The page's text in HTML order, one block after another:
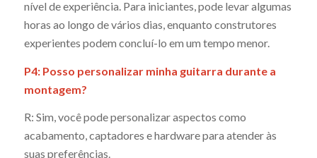
nível de experiência. Para iniciantes, pode levar algumas
horas ao longo de vários dias, enquanto construtores
experientes podem concluí-lo em um tempo menor.
P4: Posso personalizar minha guitarra durante a
montagem?
R: Sim, você pode personalizar aspectos como
acabamento, captadores e hardware para atender às
suas preferências.